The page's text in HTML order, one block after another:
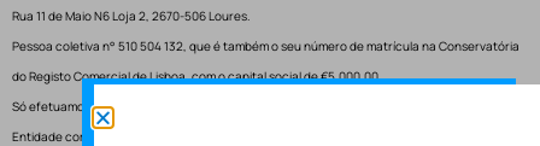
Rua 11 de Maio N6 Loja 2, 2670-506 Loures.
Pessoa coletiva n° 510 504 132, que é também o seu número de matrícula na Conservatória
do Registo Comercial de Lisboa, com o capital social de €5.000,00.
Só efetuamos entregas em Portugal.
Entidade competente para resolução de conflitos – Centro de Arbitragem de Conflitos de